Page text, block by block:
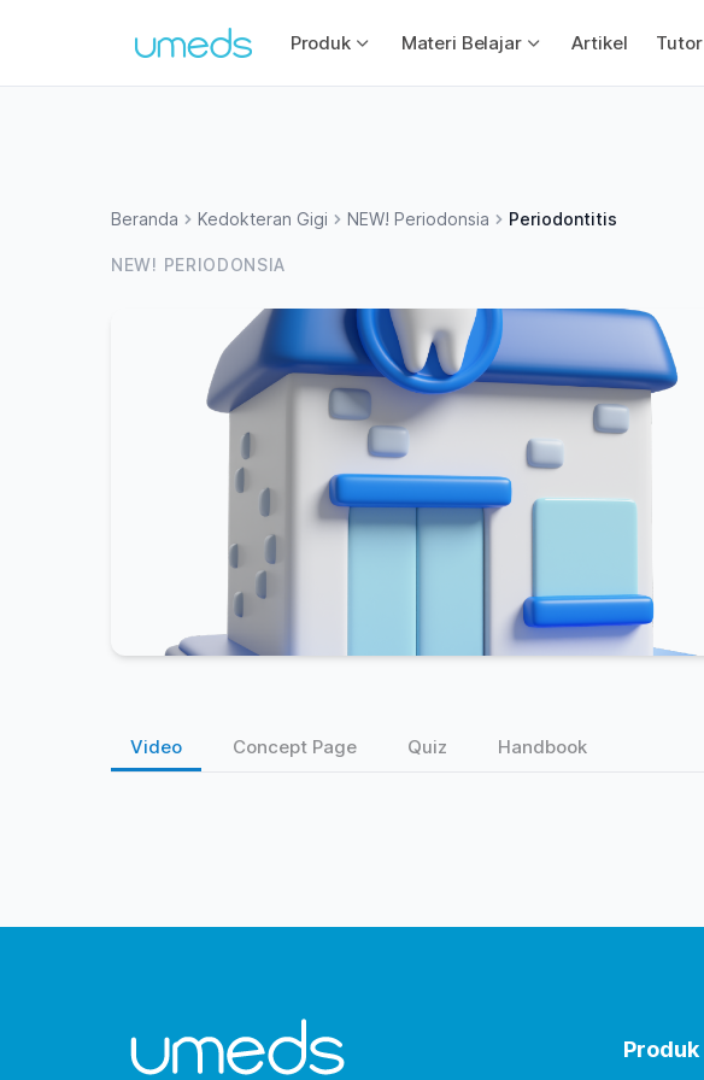
Produk Materi Belajar Artikel Tutor
Beranda Kedokteran Gigi NEW! Periodonsia Periodontitis
NEW! PERIODONSIA
Video Concept Page Quiz Handbook
Produk